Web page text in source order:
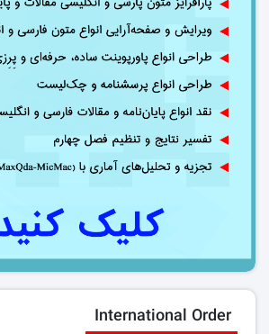
International Order